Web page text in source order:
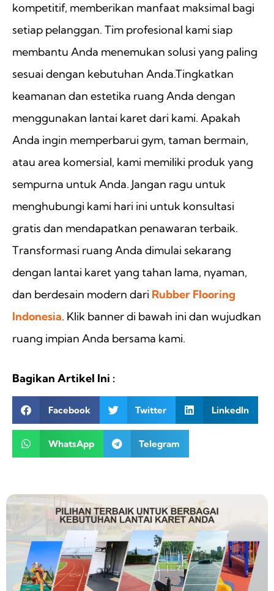
kompetitif, memberikan manfaat maksimal bagi
setiap pelanggan. Tim profesional kami siap
membantu Anda menemukan solusi yang paling
sesuai dengan kebutuhan Anda.Tingkatkan
keamanan dan estetika ruang Anda dengan
menggunakan lantai karet dari kami. Apakah
Anda ingin memperbarui gym, taman bermain,
atau area komersial, kami memiliki produk yang
sempurna untuk Anda. Jangan ragu untuk
menghubungi kami hari ini untuk konsultasi
gratis dan mendapatkan penawaran terbaik.
Transformasi ruang Anda dimulai sekarang
dengan lantai karet yang tahan lama, nyaman,
dan berdesain modern dari Rubber Flooring
Indonesia. Klik banner di bawah ini dan wujudkan
ruang impian Anda bersama kami.
Bagikan Artikel Ini :
Facebook Twitter LinkedIn
WhatsApp Telegram